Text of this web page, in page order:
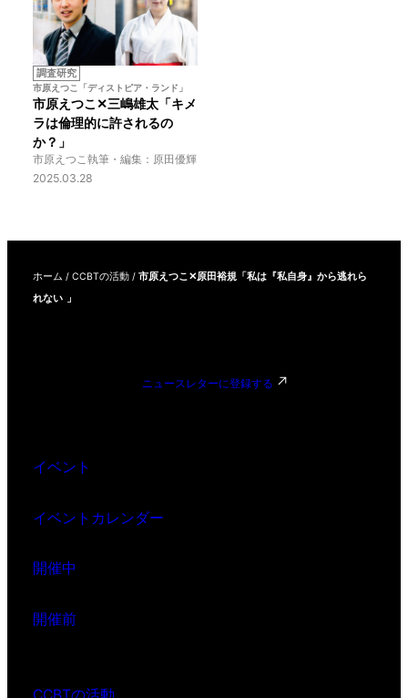
調査研究
市原えつこ「ディストピア・ランド」
市原えつこ✕三嶋雄太「キメ
ラは倫理的に許されるの
か？」
市原えつこ 執筆・編集：原田優輝
2025.03.28
ホーム / CCBTの活動 / 市原えつこ✕原田裕規「私は『私自身』から逃れら
れない 」
ニュースレターに登録する
イベント
イベントカレンダー
開催中
開催前